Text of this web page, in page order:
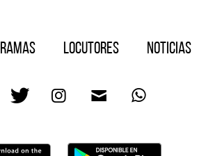
Locutores Noticias